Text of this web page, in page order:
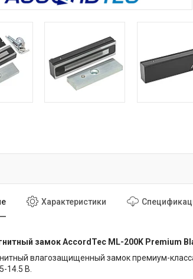
Характеристики
замок AccordTec ML-200K Premium
влагозащищенный замок премиум-
14.5 В.